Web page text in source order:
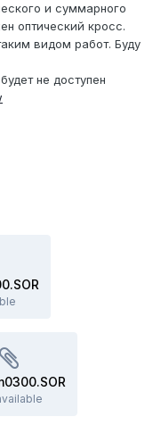
и суммарного
оптический кросс.
видом работ. Буду
не доступен